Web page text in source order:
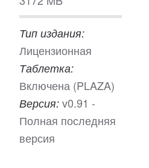
Тип издания:
Лицензионная
Таблетка:
Включена (PLAZA)
Версия: v0.91 -
Полная последняя
версия